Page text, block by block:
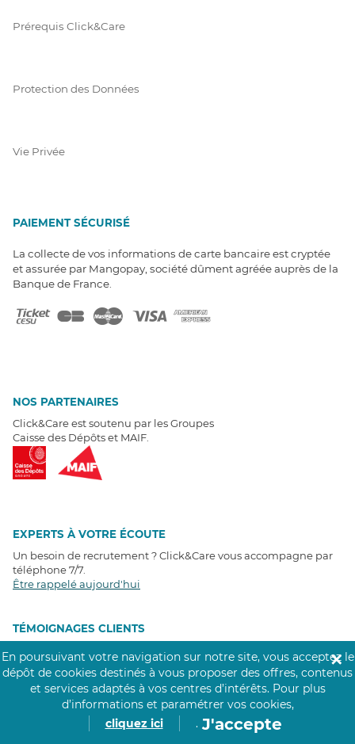
Prérequis Click&Care
Protection des Données
Vie Privée
PAIEMENT SÉCURISÉ
La collecte de vos informations de carte bancaire est cryptée
et assurée par Mangopay, société dûment agréée auprès de la
Banque de France.
NOS PARTENAIRES
Click&Care est soutenu par les Groupes
Caisse des Dépôts et MAIF.
EXPERTS À VOTRE ÉCOUTE
Un besoin de recrutement ? Click&Care vous accompagne par
téléphone 7/7
Être rappelé aujourd'hui
TÉMOIGNAGES CLIENTS
4,6/5
Avis clientsrécoltés sur
Google
En poursuivant votre navigation sur notre site, vous acceptez le
dépôt de cookies destinés à vous proposer des offres, contenus
et services adaptés à vos centres d’intérêts. Pour plus
d’informations et paramétrer vos cookies,
cliquez ici
. J'accepte
✕